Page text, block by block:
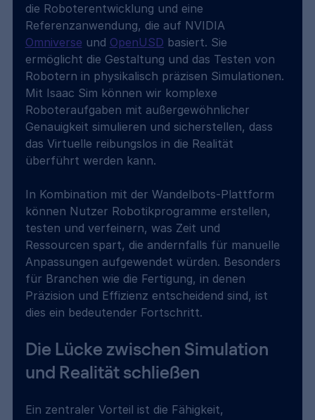
die Roboterentwicklung und eine
Referenzanwendung, die auf NVIDIA
Omniverse und OpenUSD basiert. Sie
ermöglicht die Gestaltung und das Testen von
Robotern in physikalisch präzisen Simulationen.
Mit Isaac Sim können wir komplexe
Roboteraufgaben mit außergewöhnlicher
Genauigkeit simulieren und sicherstellen, dass
das Virtuelle reibungslos in die Realität
überführt werden kann.
In Kombination mit der Wandelbots-Plattform
können Nutzer Robotikprogramme erstellen,
testen und verfeinern, was Zeit und
Ressourcen spart, die andernfalls für manuelle
Anpassungen aufgewendet würden. Besonders
für Branchen wie die Fertigung, in denen
Präzision und Effizienz entscheidend sind, ist
dies ein bedeutender Fortschritt.
Die Lücke zwischen Simulation
und Realität schließen
Ein zentraler Vorteil ist die Fähigkeit,